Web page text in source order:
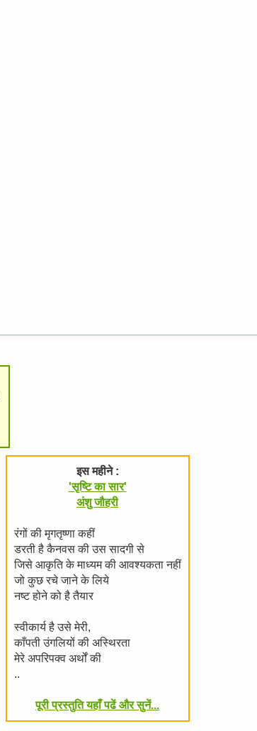
इस महीने :
'सृष्टि का सार'
अंशु जौहरी
रंगों की मृगतृष्णा कहीं
डरती है कैनवस की उस सादगी से
जिसे आकृति के माध्यम की आवश्यकता नहीं
जो कुछ रचे जाने के लिये
नष्ट होने को है तैयार
स्वीकार्य है उसे मेरी,
काँपती उंगलियों की अस्थिरता
मेरे अपरिपक्व अर्थों की
..
पूरी प्रस्तुति यहाँ पढें और सुनें...